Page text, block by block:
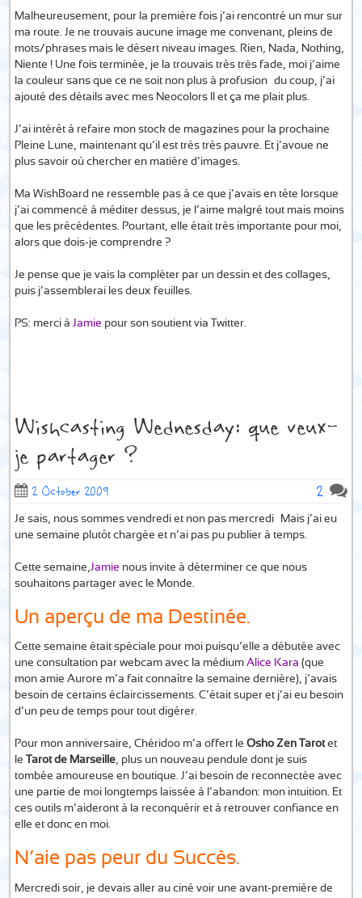
Malheureusement, pour la première fois j’ai rencontré un mur sur
ma route. Je ne trouvais aucune image me convenant, pleins de
mots/phrases mais le désert niveau images. Rien, Nada, Nothing,
Niente ! Une fois terminée, je la trouvais très très fade, moi j’aime
la couleur sans que ce ne soit non plus à profusion… du coup, j’ai
ajouté des détails avec mes Neocolors II et ça me plait plus.
J’ai intérêt à refaire mon stock de magazines pour la prochaine
Pleine Lune, maintenant qu’il est très très pauvre. Et j’avoue ne
plus savoir où chercher en matière d’images.
Ma WishBoard ne ressemble pas à ce que j’avais en tête lorsque
j’ai commencé à méditer dessus, je l’aime malgré tout mais moins
que les précédentes. Pourtant, elle était très importante pour moi,
alors que dois-je comprendre ?
Je pense que je vais la compléter par un dessin et des collages,
puis j’assemblerai les deux feuilles.
PS: merci àJamie pour son soutient via Twitter.
Wishcasting Wednesday: que veux-
je partager ?
2 October 2009 2
Je sais, nous sommes vendredi et non pas mercredi… Mais j’ai eu
une semaine plutôt chargée et n’ai pas pu publier à temps.
Cette semaine,Jamie nous invite à déterminer ce que nous
souhaitons partager avec le Monde.
Un aperçu de ma Destinée.
Cette semaine était spéciale pour moi puisqu’elle a débutée avec
une consultation par webcam avec la médiumAlice Kara (que
mon amie Aurore m’a fait connaître la semaine dernière), j’avais
besoin de certains éclaircissements. C’était super et j’ai eu besoin
d’un peu de temps pour tout digérer.
Pour mon anniversaire, Chéridoo m’a offert leOsho Zen Tarotet
le
Tarot de Marseille, plus un nouveau pendule dont je suis
tombée amoureuse en boutique. J’ai besoin de reconnectée avec
une partie de moi longtemps laissée à l’abandon: mon intuition. Et
ces outils m’aideront à la reconquérir et à retrouver confiance en
elle et donc en moi.
N’aie pas peur du Succès.
Mercredi soir, je devais aller au ciné voir une avant-première de